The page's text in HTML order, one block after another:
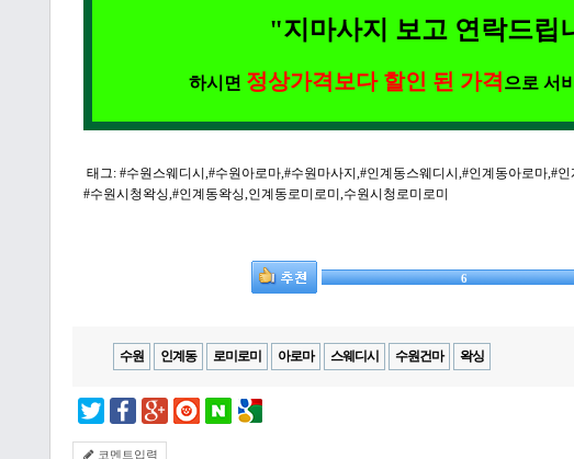
"지마사지 보고 연락드립
하시면 정상가격보다 할인 된 가격으로 서
태그: #수원스웨디시,#수원아로마,#수원마사지,#인계동스웨디시,#인계동아로마,#
#수원시청왁싱,#인계동왁싱,인계동로미로미,수원시청로미로미
6
수원 인계동 로미로미 아로마 스웨디시 수원건마 왁싱
코멘트입력